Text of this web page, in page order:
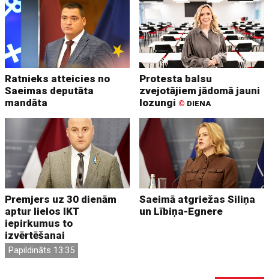
Ratnieks atteicies no
Saeimas deputāta
mandāta
Protesta balsu
zvejotājiem jādomā jauni
lozungi © DIENA
Premjers uz 30 dienām
aptur lielos IKT
iepirkumus to
izvērtēšanai
Papildināts 13:35
Saeimā atgriežas Siliņa
un Lībiņa-Egnere